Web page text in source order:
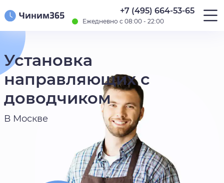
+7 (495) 664-53-65
Ежедневно с 08:00 - 22:00
Установка
направляющих с
доводчиком
В Москве